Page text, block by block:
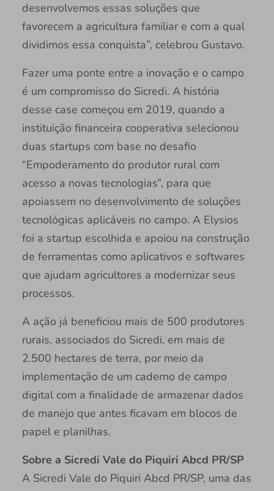
desenvolvemos essas soluções que
favorecem a agricultura familiar e com a qual
dividimos essa conquista”, celebrou Gustavo.
Fazer uma ponte entre a inovação e o campo
é um compromisso do Sicredi. A história
desse case começou em 2019, quando a
instituição financeira cooperativa selecionou
duas startups com base no desafio
“Empoderamento do produtor rural com
acesso a novas tecnologias”, para que
apoiassem no desenvolvimento de soluções
tecnológicas aplicáveis no campo. A Elysios
foi a startup escolhida e apoiou na construção
de ferramentas como aplicativos e softwares
que ajudam agricultores a modernizar seus
processos.
A ação já beneficiou mais de 500 produtores
rurais, associados do Sicredi, em mais de
2.500 hectares de terra, por meio da
implementação de um caderno de campo
digital com a finalidade de armazenar dados
de manejo que antes ficavam em blocos de
papel e planilhas.
Sobre a Sicredi Vale do Piquiri Abcd PR/SP
A Sicredi Vale do Piquiri Abcd PR/SP, uma das